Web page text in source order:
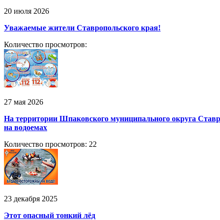
20 июля 2026
Уважаемые жители Ставропольского края!
Количество просмотров:
27 мая 2026
На территории Шпаковского муниципального округа
на водоемах
Количество просмотров: 22
23 декабря 2025
Этот опасный тонкий лёд